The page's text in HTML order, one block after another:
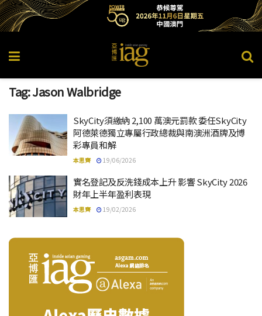
Tag:Jason Walbridge
SkyCity須繳納 2,100 萬澳元罰款 委任SkyCity
阿德萊德獨立專屬行政總裁與南澳洲酒牌及博
彩專員和解
本思齊 19/06/2026
實名登記及反洗錢成本上升 影響 SkyCity 2026
財年上半年盈利表現
本思齊 19/02/2026